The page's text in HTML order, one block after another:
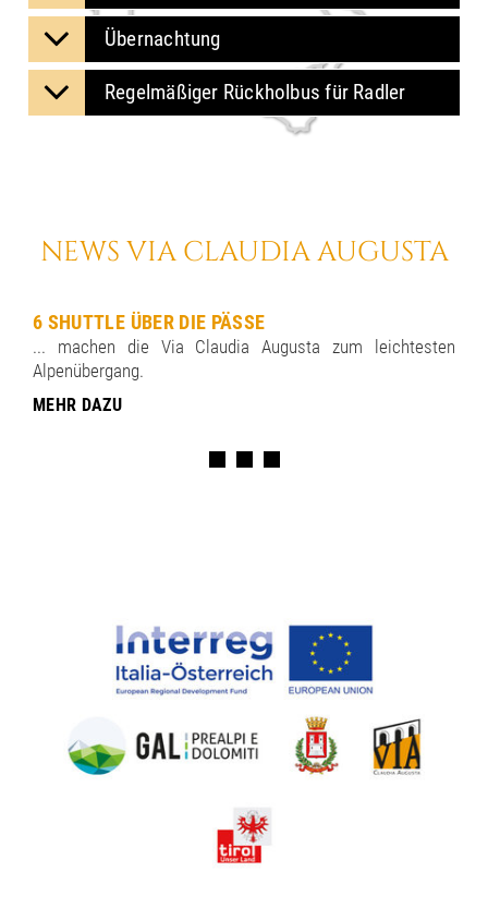
Übernachtung
Re­gel­mä­ßi­ger Rückholbus für Radler
NEWS VIA CLAUDIA AUGUSTA
6 SHUTTLE ÜBER DIE PÄSSE
... machen die Via Claudia Augusta zum leichtesten
Alpenübergang.
MEHR DAZU